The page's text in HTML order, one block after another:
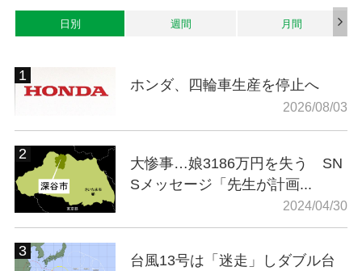
日別 週間 月間
ホンダ、四輪車生産を停止へ
2026/08/03
大惨事…娘3186万円を失う SN
Sメッセージ「先生が計画...
2024/04/30
台風13号は「迷走」しダブル台